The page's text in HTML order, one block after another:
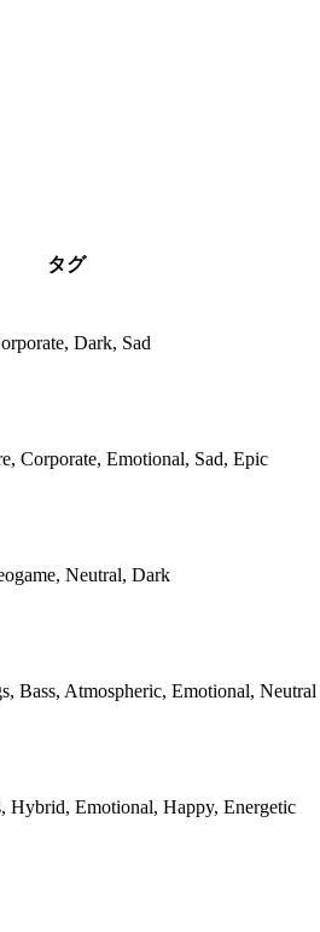
タグ
Dark, Sad
Corporate, Emotional, Sad, Epic
Neutral, Dark
Bass, Atmospheric, Emotional, Neutral
Hybrid, Emotional, Happy, Energetic